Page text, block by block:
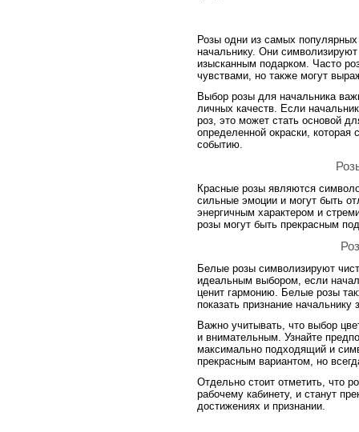
Розы одни из самых
начальнику. Они символизируют
изысканным подарком. Часто
чувствами, но также могут
Выбор розы для начальника
личных качеств. Если
роз, это может стать основой
определенной окраски, которая
событию.
Красные розы являются
сильные эмоции и могут быть
энергичным характером и
розы могут быть прекрасным
Белые розы символизируют
идеальным выбором, если
ценит гармонию. Белые розы
показать признание начальнику
Важно учитывать, что выбор
и внимательным. Узнайте
максимально подходящий и
прекрасным вариантом, но
Отдельно стоит отметить, что
рабочему кабинету, и станут
достижениях и признании.